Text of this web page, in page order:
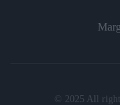
© 2025 All